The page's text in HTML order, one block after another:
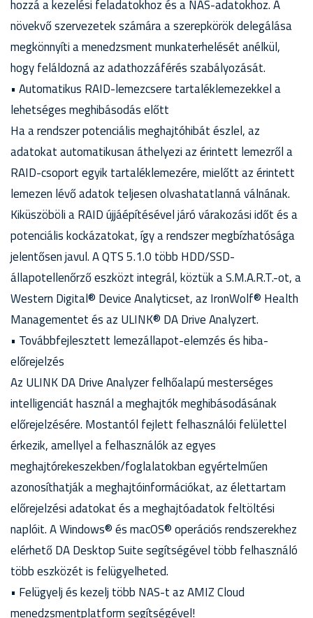
hozzá a kezelési feladatokhoz és a NAS-adatokhoz. A
növekvő szervezetek számára a szerepkörök delegálása
megkönnyíti a menedzsment munkaterhelését anélkül,
hogy feláldozná az adathozzáférés szabályozását.
• Automatikus RAID-lemezcsere tartaléklemezekkel a
lehetséges meghibásodás előtt
Ha a rendszer potenciális meghajtóhibát észlel, az
adatokat automatikusan áthelyezi az érintett lemezről a
RAID-csoport egyik tartaléklemezére, mielőtt az érintett
lemezen lévő adatok teljesen olvashatatlanná válnának.
Kiküszöböli a RAID újjáépítésével járó várakozási időt és a
potenciális kockázatokat, így a rendszer megbízhatósága
jelentősen javul. A QTS 5.1.0 több HDD/SSD-
állapotellenőrző eszközt integrál, köztük a S.M.A.R.T.-ot, a
Western Digital® Device Analyticset, az IronWolf® Health
Managementet és az ULINK® DA Drive Analyzert.
• Továbbfejlesztett lemezállapot-elemzés és hiba-
előrejelzés
Az ULINK DA Drive Analyzer felhőalapú mesterséges
intelligenciát használ a meghajtók meghibásodásának
előrejelzésére. Mostantól fejlett felhasználói felülettel
érkezik, amellyel a felhasználók az egyes
meghajtórekeszekben/foglalatokban egyértelműen
azonosíthatják a meghajtóinformációkat, az élettartam
előrejelzési adatokat és a meghajtóadatok feltöltési
naplóit. A Windows® és macOS® operációs rendszerekhez
elérhető DA Desktop Suite segítségével több felhasználó
több eszközét is felügyelheted.
• Felügyelj és kezelj több NAS-t az AMIZ Cloud
menedzsmentplatform segítségével!